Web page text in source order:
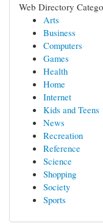
Web Directory
Arts
Business
Computers
Games
Health
Home
Internet
Kids and Teens
News
Recreation
Reference
Science
Shopping
Society
Sports